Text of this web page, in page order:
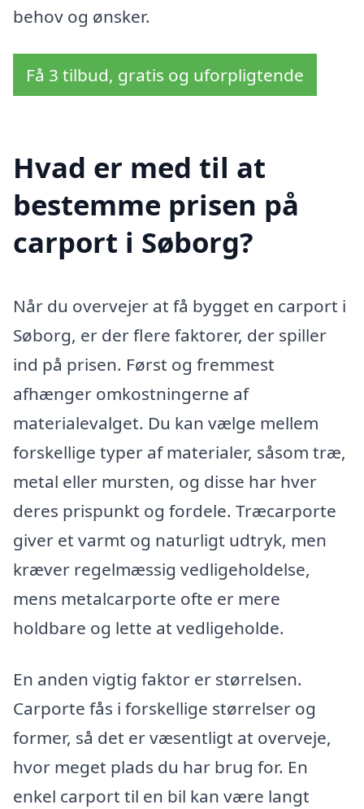
behov og ønsker.
Få 3 tilbud, gratis og uforpligtende
Hvad er med til at
bestemme prisen på
carport i Søborg?
Når du overvejer at få bygget en carport i
Søborg, er der flere faktorer, der spiller
ind på prisen. Først og fremmest
afhænger omkostningerne af
materialevalget. Du kan vælge mellem
forskellige typer af materialer, såsom træ,
metal eller mursten, og disse har hver
deres prispunkt og fordele. Træcarporte
giver et varmt og naturligt udtryk, men
kræver regelmæssig vedligeholdelse,
mens metalcarporte ofte er mere
holdbare og lette at vedligeholde.
En anden vigtig faktor er størrelsen.
Carporte fås i forskellige størrelser og
former, så det er væsentligt at overveje,
hvor meget plads du har brug for. En
enkel carport til en bil kan være langt